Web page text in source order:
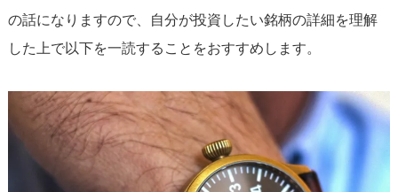
の話になりますので、自分が投資したい銘柄の詳細を理解
した上で以下を一読することをおすすめします。